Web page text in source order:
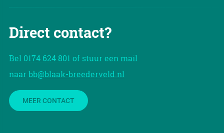
Direct contact?
Bel 0174 624 801 of stuur een mail
naar bb@blaak-breederveld.nl
MEER CONTACT